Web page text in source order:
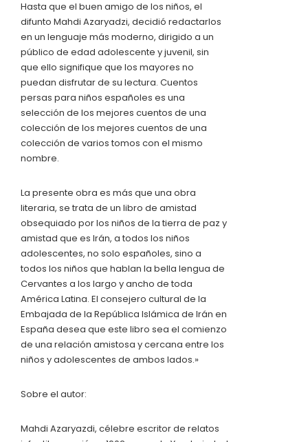
Hasta que el buen amigo de los niños, el
difunto Mahdi Azaryadzi, decidió redactarlos
en un lenguaje más moderno, dirigido a un
público de edad adolescente y juvenil, sin
que ello signifique que los mayores no
puedan disfrutar de su lectura. Cuentos
persas para niños españoles es una
selección de los mejores cuentos de una
colección de los mejores cuentos de una
colección de varios tomos con el mismo
nombre.
La presente obra es más que una obra
literaria, se trata de un libro de amistad
obsequiado por los niños de la tierra de paz y
amistad que es Irán, a todos los niños
adolescentes, no solo españoles, sino a
todos los niños que hablan la bella lengua de
Cervantes a los largo y ancho de toda
América Latina. El consejero cultural de la
Embajada de la República Islámica de Irán en
España desea que este libro sea el comienzo
de una relación amistosa y cercana entre los
niños y adolescentes de ambos lados.»
Sobre el autor:
Mahdi Azaryazdi, célebre escritor de relatos